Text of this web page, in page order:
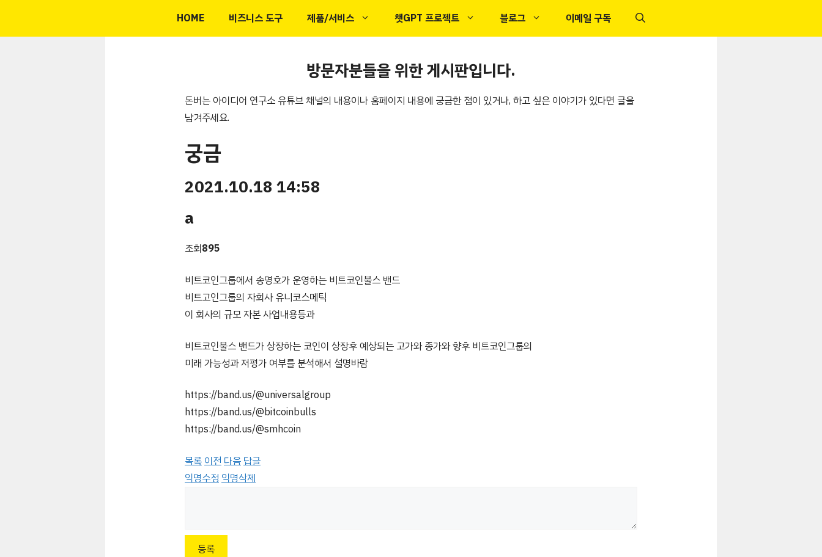
HOME 비즈니스 도구 제품/서비스 챗GPT 프로젝트 블로그 이메일 구독
방문자분들을 위한 게시판입니다.
돈버는 아이디어 연구소 유튜브 채널의 내용이나 홈페이지 내용에 궁금한 점이 있거나, 하고 싶은 이야기가 있다면 글을
남겨주세요.
궁금
2021.10.18 14:58
a
조회895
비트코인그룹에서 송명호가 운영하는 비트코인불스 밴드
비트고인그룹의 자회사 유니코스메틱
이 회사의 규모 자본 사업내용등과
비트코인불스 밴드가 상장하는 코인이 상장후 예상되는 고가와 종가와 향후 비트코인그룹의
미래 가능성과 저평가 여부를 분석해서 설명바람
https://band.us/@universalgroup
https://band.us/@bitcoinbulls
https://band.us/@smhcoin
목록이전다음답글
익명수정익명삭제
등록